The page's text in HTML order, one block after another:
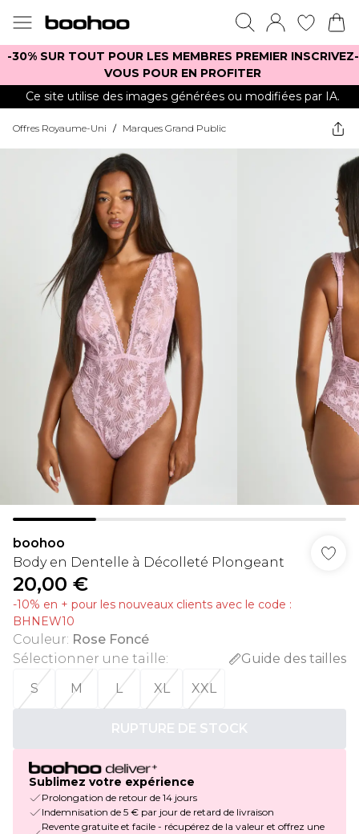
-30% SUR TOUT POUR LES MEMBRES PREMIER INSCRIVEZ-
VOUS POUR EN PROFITER
Ce site utilise des images générées ou modifiées par IA.
Offres Royaume-Uni / Marques Grand Public
boohoo
Body en Dentelle à Décolleté Plongeant
20,00 €
-10% en + pour les nouveaux clients avec le code :
BHNEW10
Couleur: Rose Foncé
Sélectionner une taille:
Guide des tailles
S
M L XL XXL
RUPTURE DE STOCK
Sublimez votre expérience
Prolongation de retour de 14 jours
Indemnisation de 5 € par jour de retard de livraison
Revente gratuite et facile - récupérez de la valeur et offrez une